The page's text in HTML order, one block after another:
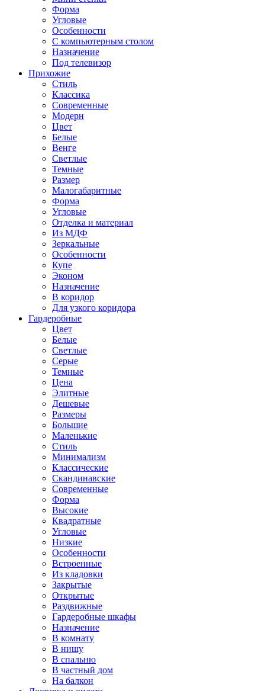
Форма
Угловые
Особенности
С компьютерным столом
Назначение
Под телевизор
Прихожие
Стиль
Классика
Современные
Модерн
Цвет
Белые
Венге
Светлые
Темные
Размер
Малогабаритные
Форма
Угловые
Отделка и материал
Из МДФ
Зеркальные
Особенности
Купе
Эконом
Назначение
В коридор
Для узкого коридора
Гардеробные
Цвет
Белые
Светлые
Серые
Темные
Цена
Элитные
Дешевые
Размеры
Большие
Маленькие
Стиль
Минимализм
Классические
Скандинавские
Современные
Форма
Высокие
Квадратные
Угловые
Низкие
Особенности
Встроенные
Из кладовки
Закрытые
Открытые
Раздвижные
Гардеробные шкафы
Назначение
В комнату
В нишу
В спальню
В частный дом
На балкон